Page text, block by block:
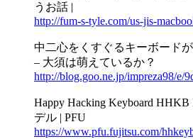
うお話 |
http://fum-s-tyle.com/us-jis-
中二心をくすぐるキーボード
– 大須は萌えているか？
http://blog.goo.ne.jp/impreza98/e/
Happy Hacking Keyboard HHKB
デル | PFU
https://www.pfu.fujitsu.com/